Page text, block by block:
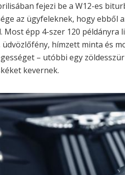
fejezi be a W12-es
az ügyfeleknek, hogy ebből
Most épp 4-szer 120 példányra
üdvözlőfény, hímzett minta és
– utóbbi egy
kevernek.